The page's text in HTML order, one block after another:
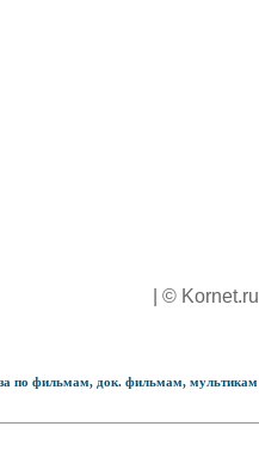
| ©
по фильмам, док. фильмам,